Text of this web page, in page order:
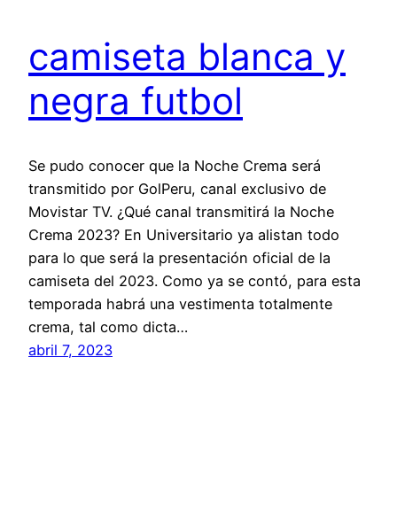
camiseta blanca y
negra futbol
Se pudo conocer que la Noche Crema será
transmitido por GolPeru, canal exclusivo de
Movistar TV. ¿Qué canal transmitirá la Noche
Crema 2023? En Universitario ya alistan todo
para lo que será la presentación oficial de la
camiseta del 2023. Como ya se contó, para esta
temporada habrá una vestimenta totalmente
crema, tal como dicta…
abril 7, 2023